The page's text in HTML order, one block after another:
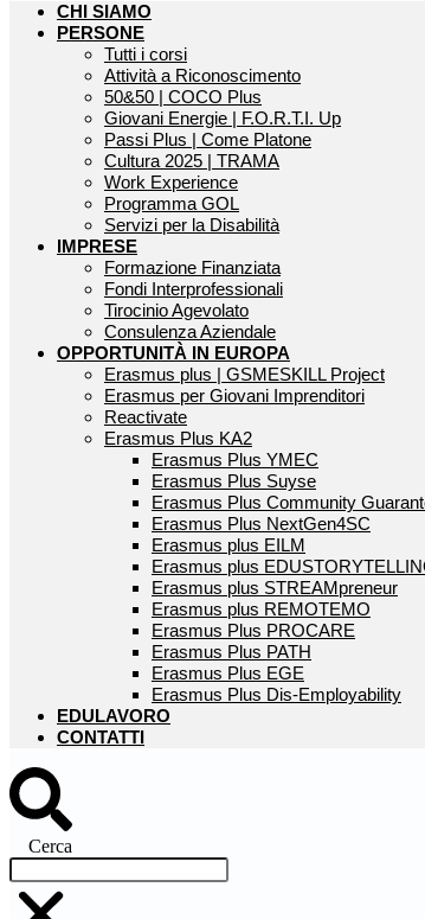
CHI SIAMO
PERSONE
Tutti i corsi
Attività a Riconoscimento
50&50 | COCO Plus
Giovani Energie | F.O.R.T.I. Up
Passi Plus | Come Platone
Cultura 2025 | TRAMA
Work Experience
Programma GOL
Servizi per la Disabilità
IMPRESE
Formazione Finanziata
Fondi Interprofessionali
Tirocinio Agevolato
Consulenza Aziendale
OPPORTUNITÀ IN EUROPA
Erasmus plus | GSMESKILL Project
Erasmus per Giovani Imprenditori
Reactivate
Erasmus Plus KA2
Erasmus Plus YMEC
Erasmus Plus Suyse
Erasmus Plus Community
Erasmus Plus NextGen4SC
Erasmus plus EILM
Erasmus plus
Erasmus plus STREAMpreneur
Erasmus plus REMOTEMO
Erasmus Plus PROCARE
Erasmus Plus PATH
Erasmus Plus EGE
Erasmus Plus Dis-Employability
EDULAVORO
CONTATTI
Cerca